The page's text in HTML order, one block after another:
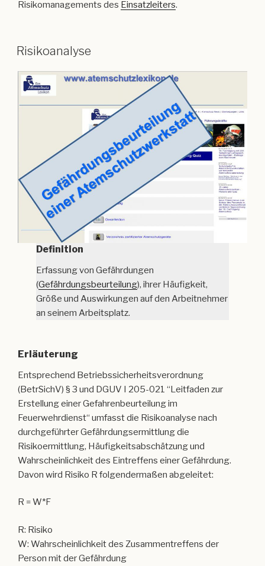
Risikomanagements des Einsatzleiters.
Risikoanalyse
Definition
Erfassung von Gefährdungen
(Gefährdungsbeurteilung), ihrer Häufigkeit,
Größe und Auswirkungen auf den Arbeitnehmer
an seinem Arbeitsplatz.
Erläuterung
Entsprechend Betriebssicherheitsverordnung
(BetrSichV) § 3 und DGUV I 205-021 “Leitfaden zur
Erstellung einer Gefahrenbeurteilung im
Feuerwehrdienst“ umfasst die Risikoanalyse nach
durchgeführter Gefährdungsermittlung die
Risikoermittlung, Häufigkeitsabschätzung und
Wahrscheinlichkeit des Eintreffens einer Gefährdung.
Davon wird Risiko R folgendermaßen abgeleitet:
R = W*F
R: Risiko
W: Wahrscheinlichkeit des Zusammentreffens der
Person mit der Gefährdung